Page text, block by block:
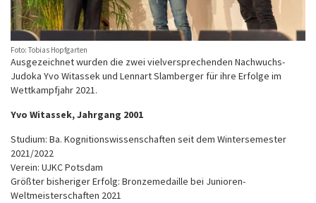
Foto: Tobias Hopfgarten
Ausgezeichnet wurden die zwei vielversprechenden Nachwuchs-
Judoka Yvo Witassek und Lennart Slamberger für ihre Erfolge im
Wettkampfjahr 2021.
Yvo Witassek, Jahrgang 2001
Studium: Ba. Kognitionswissenschaften seit dem Wintersemester
2021/2022
Verein: UJKC Potsdam
Größter bisheriger Erfolg: Bronzemedaille bei Junioren-
Weltmeisterschaften 2021